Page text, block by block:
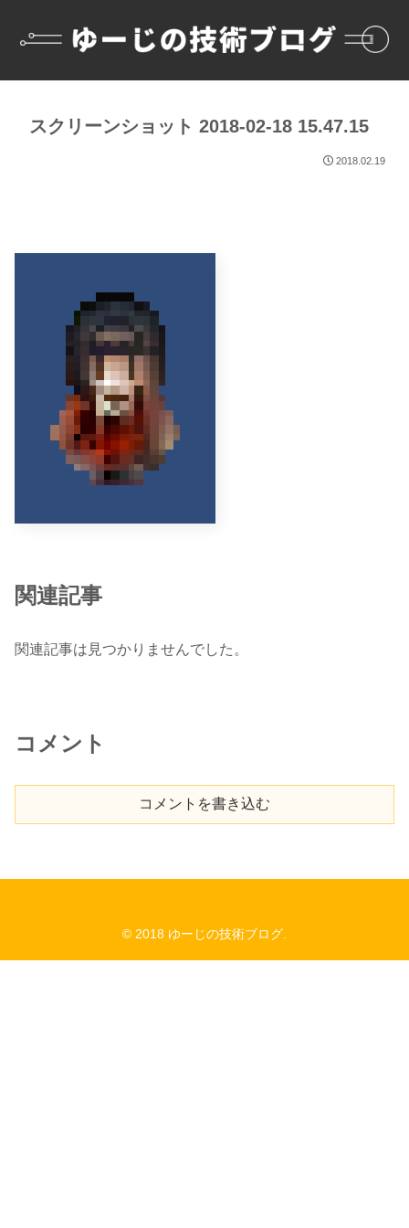
スクリーンショット 2018-02-18 15.47.15
2018.02.19
関連記事
関連記事は見つかりませんでした。
コメント
コメントを書き込む
© 2018 ゆーじの技術ブログ.